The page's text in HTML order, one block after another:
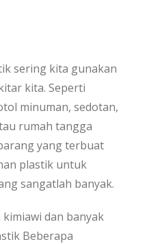
sering kita gunakan
kita. Seperti
minuman, sedotan,
rumah tangga
yang terbuat
plastik untuk
sangatlah banyak.
dan banyak
Beberapa